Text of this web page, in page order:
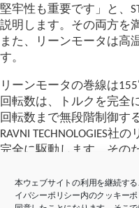
本ウェブサイトの利用を継続す
イバシーポリシー内のクッキー
堅牢性も重要です」と、
説明します。その両方を
また、リーンモータは高
す。
リーンモータの巻線は
回転数は、トルクを完全
回転数まで無段階制御す
RAVNI TECHNOLOGIES
完全に駆動します。その
間を大幅に削減すること
ンも取り付けられていな